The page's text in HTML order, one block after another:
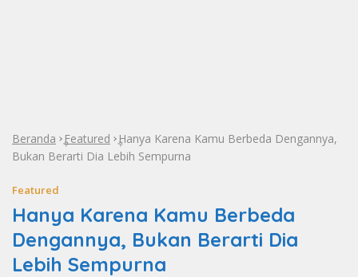
Beranda »Featured »Hanya Karena Kamu Berbeda Dengannya,
Bukan Berarti Dia Lebih Sempurna
Featured
Hanya Karena Kamu Berbeda
Dengannya, Bukan Berarti Dia
Lebih Sempurna